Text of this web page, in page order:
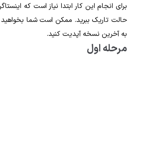
برای انجام این کار ابتدا نیاز است که
حالت تاریک ببرید. ممکن است شما بخواهید
به آخرین نسخه آپدیت کنید.
مرحله اول